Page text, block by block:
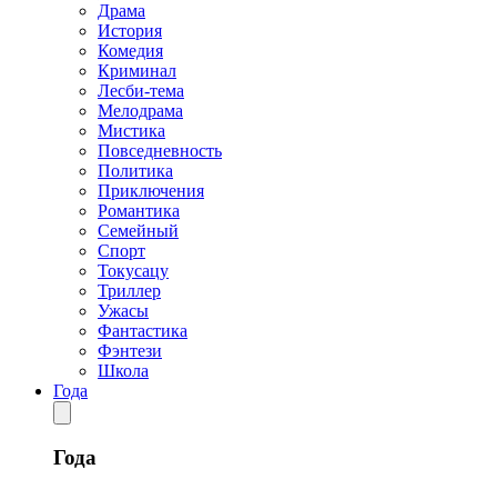
Драма
История
Комедия
Криминал
Лесби-тема
Мелодрама
Мистика
Повседневность
Политика
Приключения
Романтика
Семейный
Спорт
Токусацу
Триллер
Ужасы
Фантастика
Фэнтези
Школа
Года
Года